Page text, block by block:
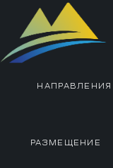
НАПРАВЛЕНИЯ
РАЗМЕЩЕНИЕ